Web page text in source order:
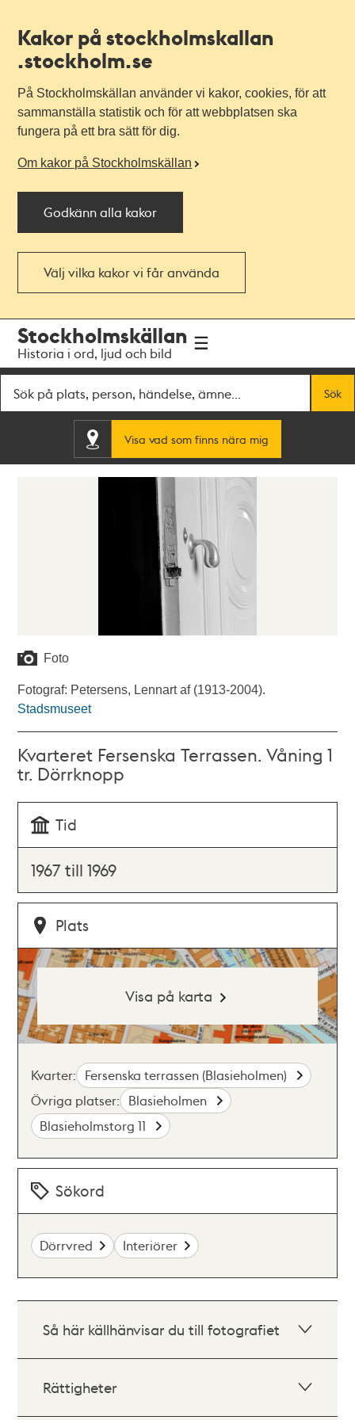
Kakor på stockholmskallan
.stockholm.se
På Stockholmskällan använder vi kakor, cookies, för att
sammanställa statistik och för att webbplatsen ska
fungera på ett bra sätt för dig.
Om kakor på Stockholmskällan
Godkänn alla kakor
Välj vilka kakor vi får använda
navigationen
huvudinnehållet
Stockholmskällan
Historia i ord, ljud och bild
Sök
Visa vad som finns nära mig
Foto
Fotograf: Petersens, Lennart af (1913-2004).
Stadsmuseet
Kvarteret Fersenska Terrassen. Våning 1
tr. Dörrknopp
Tid
1967 till 1969
Plats
Visa på karta
Kvarter: Fersenska terrassen (Blasieholmen)
Övriga platser: Blasieholmen
Blasieholmstorg 11
Sökord
Dörrvred Interiörer
Så här källhänvisar du till fotografiet
Rättigheter